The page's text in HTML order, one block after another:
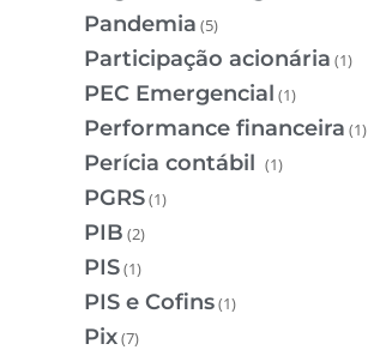
Pandemia (5)
Participação acionária (1)
PEC Emergencial (1)
Performance financeira (1)
Perícia contábil (1)
PGRS(1)
PIB (2)
PIS(1)
PIS e Cofins(1)
Pix(7)